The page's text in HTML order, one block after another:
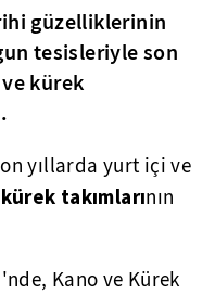
güzelliklerinin
tesisleriyle son
kürek
yıllarda yurt içi ve
takımlarının
Kano ve Kürek